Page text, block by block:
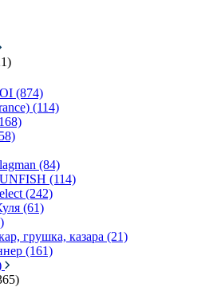
(874)
(114)
(84)
(114)
(242)
(61)
грушка, казара (21)
(161)